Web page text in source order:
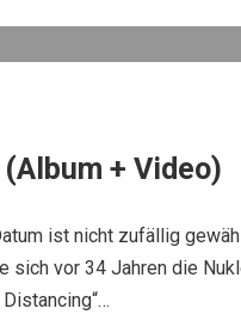
+ Video)
ist nicht zufällig
sich vor 34 Jahren die